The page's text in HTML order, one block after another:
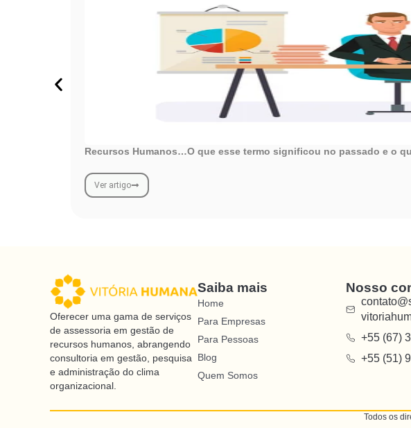
Recursos Humanos…O que esse termo significou no passado e o
Ver artigo
Oferecer uma gama de serviços
de assessoria em gestão de
recursos humanos, abrangendo
consultoria em gestão, pesquisa
e administração do clima
organizacional.
Saiba mais
Home
Para Empresas
Para Pessoas
Blog
Quem Somos
Nosso
+55 (67)
+55 (51)
Todos os